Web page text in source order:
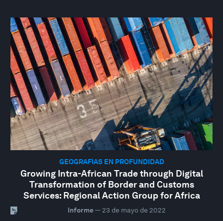
GEOGRAFÍAS EN PROFUNDIDAD
Growing Intra-African Trade through Digital
Transformation of Border and Customs
Services: Regional Action Group for Africa
Informe— 23 de mayo de 2022